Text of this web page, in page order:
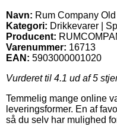
Navn: Rum Company
Kategori: Drikkevarer |
Producent:
Varenummer: 16713
EAN: 5903000001020
Vurderet til 4.1 ud af 5
Temmelig mange online
leveringsformer. En af
så du selv har mulighed